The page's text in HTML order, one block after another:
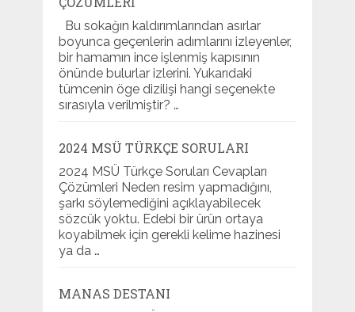
Bu sokağın kaldırımlarından asırlar
boyunca geçenlerin adımlarını izleyenler,
bir hamamın ince işlenmiş kapısının
önünde bulurlar izlerini. Yukarıdaki
tümcenin öge dizilişi hangi seçenekte
sırasıyla verilmiştir? …
2024 MSÜ TÜRKÇE SORULARI
2024 MSÜ Türkçe Soruları Cevapları
Çözümleri Neden resim yapmadığını,
şarkı söylemediğini açıklayabilecek
sözcük yoktu. Edebi bir ürün ortaya
koyabilmek için gerekli kelime hazinesi
ya da …
MANAS DESTANI